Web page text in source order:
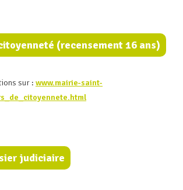
(recensement 16 ans)
sur : www.mairie-saint-
judiciaire